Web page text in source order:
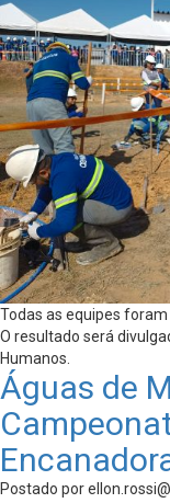
Todas as equipes
O resultado será
Humanos.
Águas de
Postado por